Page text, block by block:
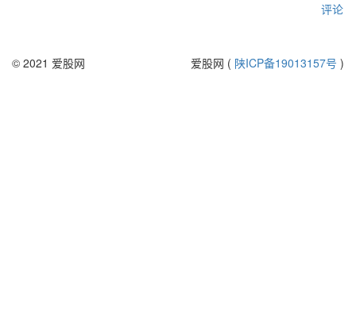
评论
© 2021 爱股网 爱股网 ( 陕ICP备19013157号 )